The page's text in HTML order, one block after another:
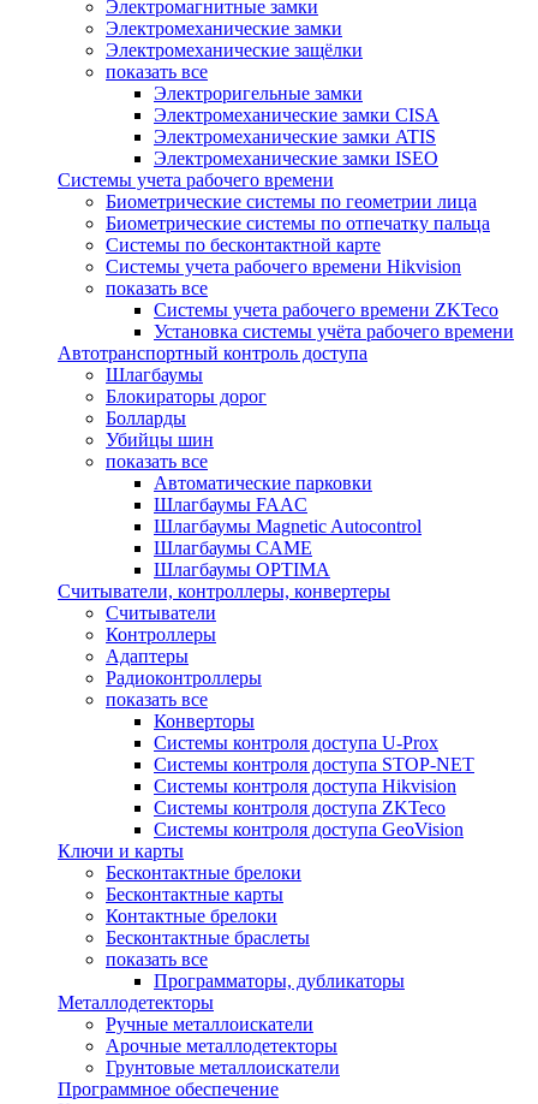
Электромагнитные замки
Электромеханические замки
Электромеханические защёлки
показать все
Электроригельные замки
Электромеханические замки CISA
Электромеханические замки ATIS
Электромеханические замки ISEO
Системы учета рабочего времени
Биометрические системы по геометрии лица
Биометрические системы по отпечатку пальца
Системы по бесконтактной карте
Системы учета рабочего времени Hikvision
показать все
Системы учета рабочего времени ZKTeco
Установка системы учёта рабочего времени
Автотранспортный контроль доступа
Шлагбаумы
Блокираторы дорог
Болларды
Убийцы шин
показать все
Автоматические парковки
Шлагбаумы FAAC
Шлагбаумы Magnetic Autocontrol
Шлагбаумы CAME
Шлагбаумы OPTIMA
Считыватели, контроллеры, конвертеры
Считыватели
Контроллеры
Адаптеры
Радиоконтроллеры
показать все
Конверторы
Системы контроля доступа U-Prox
Системы контроля доступа STOP-NET
Системы контроля доступа Hikvision
Системы контроля доступа ZKTeco
Системы контроля доступа GeoVision
Ключи и карты
Бесконтактные брелоки
Бесконтактные карты
Контактные брелоки
Бесконтактные браслеты
показать все
Программаторы, дубликаторы
Металлодетекторы
Ручные металлоискатели
Арочные металлодетекторы
Грунтовые металлоискатели
Программное обеспечение